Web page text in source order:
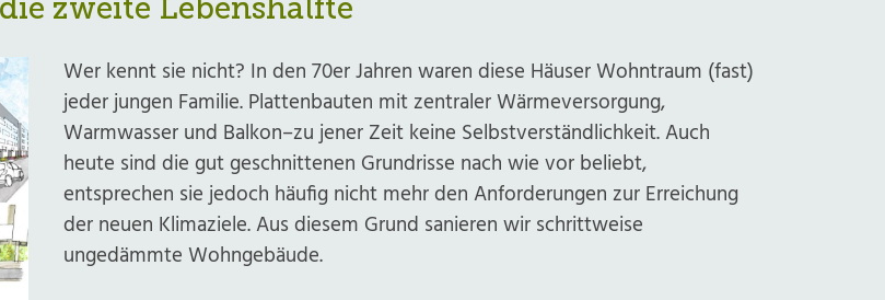
zweite Lebenshälfte
Wer kennt sie nicht? In den 70er Jahren waren diese Häuser Wohntraum (fast)
jeder jungen Familie. Plattenbauten mit zentraler Wärmeversorgung,
Warmwasser und Balkon–zu jener Zeit keine Selbstverständlichkeit. Auch
heute sind die gut geschnittenen Grundrisse nach wie vor beliebt,
entsprechen sie jedoch häufig nicht mehr den Anforderungen zur Erreichung
der neuen Klimaziele. Aus diesem Grund sanieren wir schrittweise
ungedämmte Wohngebäude.